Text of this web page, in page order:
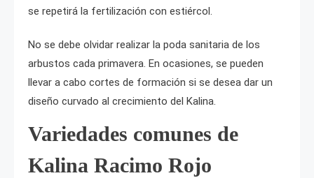
se repetirá la fertilización con estiércol.
No se debe olvidar realizar la poda sanitaria de los
arbustos cada primavera. En ocasiones, se pueden
llevar a cabo cortes de formación si se desea dar un
diseño curvado al crecimiento del Kalina.
Variedades comunes de
Kalina Racimo Rojo